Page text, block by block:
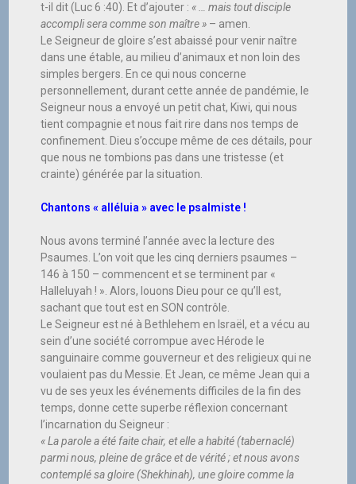
t-il dit (Luc 6 :40). Et d’ajouter : « … mais tout disciple
accompli sera comme son maître » – amen.
Le Seigneur de gloire s’est abaissé pour venir naître
dans une étable, au milieu d’animaux et non loin des
simples bergers. En ce qui nous concerne
personnellement, durant cette année de pandémie, le
Seigneur nous a envoyé un petit chat, Kiwi, qui nous
tient compagnie et nous fait rire dans nos temps de
confinement. Dieu s’occupe même de ces détails, pour
que nous ne tombions pas dans une tristesse (et
crainte) générée par la situation.
Chantons « alléluia » avec le psalmiste !
Nous avons terminé l’année avec la lecture des
Psaumes. L’on voit que les cinq derniers psaumes –
146 à 150 – commencent et se terminent par «
Halleluyah ! ». Alors, louons Dieu pour ce qu’Il est,
sachant que tout est en SON contrôle.
Le Seigneur est né à Bethlehem en Israël, et a vécu au
sein d’une société corrompue avec Hérode le
sanguinaire comme gouverneur et des religieux qui ne
voulaient pas du Messie. Et Jean, ce même Jean qui a
vu de ses yeux les événements difficiles de la fin des
temps, donne cette superbe réflexion concernant
l’incarnation du Seigneur :
« La parole a été faite chair, et elle a habité (tabernaclé)
parmi nous, pleine de grâce et de vérité ; et nous avons
contemplé sa gloire (Shekhinah), une gloire comme la